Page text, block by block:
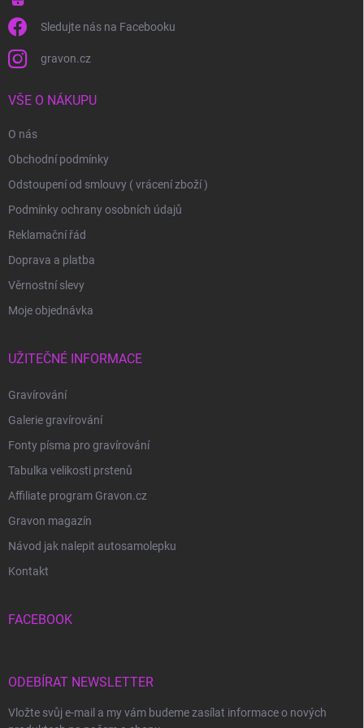
Sledujte nás na Facebooku
gravon.cz
VŠE O NÁKUPU
O nás
Obchodní podmínky
Odstoupení od smlouvy ( vrácení zboží )
Podmínky ochrany osobních údajů
Reklamační řád
Doprava a platba
Věrnostní slevy
Moje objednávka
UŽITEČNÉ INFORMACE
Gravírování
Galerie gravírování
Fonty písma pro gravírování
Tabulka velikosti prstenů
Affiliate program Gravon.cz
Gravon magazín
Návod jak nalepit autosamolepku
Kontakt
FACEBOOK
ODEBÍRAT NEWSLETTER
Vložte svůj e-mail a my vám budeme zasílat informace o nových